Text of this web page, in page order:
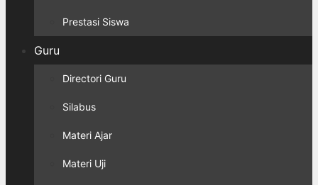
Prestasi Siswa
Guru
Directori Guru
Silabus
Materi Ajar
Materi Uji